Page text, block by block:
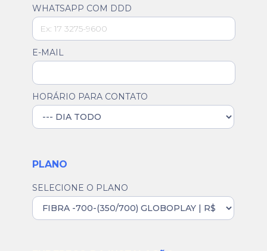
WHATSAPP COM DDD
E-MAIL
HORÁRIO PARA CONTATO
PLANO
SELECIONE O PLANO